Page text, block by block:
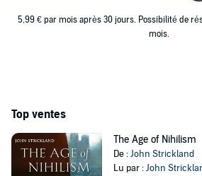
5,99 € par mois après 30 jours. Possibilité de
mois.
Top ventes
The Age of Nihilism
De :John Strickland
Lu par :John